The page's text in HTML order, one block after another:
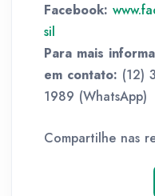
Facebook:
sil
Para mais
em contato: (12)
1989 (WhatsApp)
Compartilhe nas